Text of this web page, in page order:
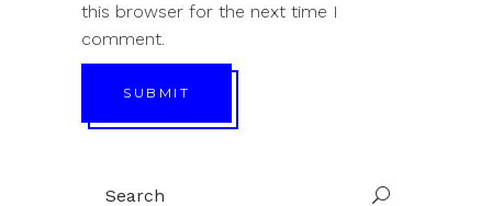
this browser for the next time I
comment.
SUBMIT
U